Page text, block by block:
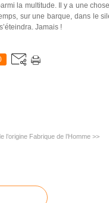
la multitude. Il y a une
sur une barque, dans le
Jamais !
l’origine Fabrique de l’Homme >>